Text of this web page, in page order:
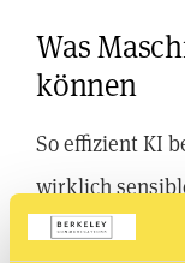
Was
können
So effizient KI
wirklich
bleibt der